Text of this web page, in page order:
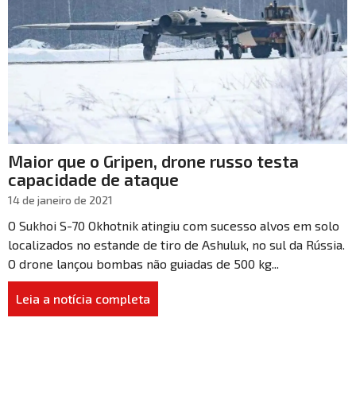
Maior que o Gripen, drone russo testa
capacidade de ataque
14 de janeiro de 2021
O Sukhoi S-70 Okhotnik atingiu com sucesso alvos em solo
localizados no estande de tiro de Ashuluk, no sul da Rússia.
O drone lançou bombas não guiadas de 500 kg...
Leia a notícia completa